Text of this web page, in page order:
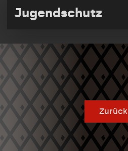
Jugendschutz
Zurück